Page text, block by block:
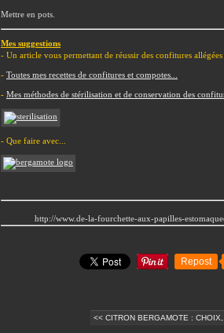
Mettre en pots.
Mes suggestions
- Un article vous permettant de réussir des confitures allégées
- Toutes mes recettes de confitures et compotes...
- Mes méthodes de stérilisation et de conservation des
- Que faire avec...
http://www.de-la-fourchette-aux-papilles-
Repost
<< CITRON BERGAMOTE :